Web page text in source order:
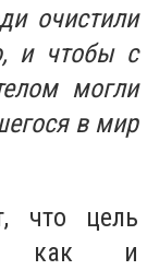
очистили
и чтобы с
могли
в мир
что цель
как и